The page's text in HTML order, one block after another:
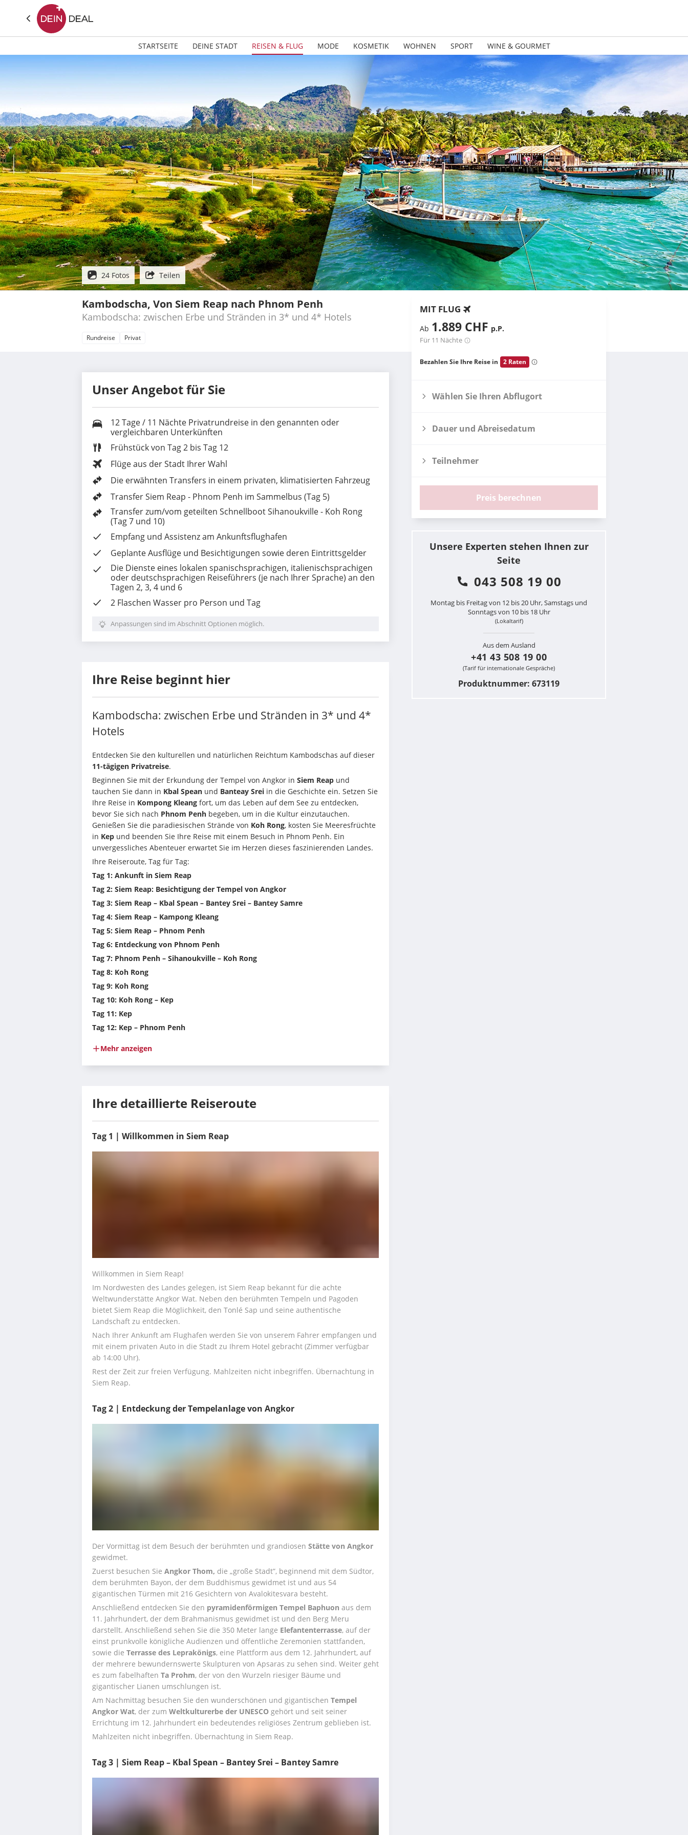
STARTSEITE DEINE STADT REISEN & FLUG MODE KOSMETIK WOHNEN SPORT WINE & GOURMET
24 Fotos Teilen
Kambodscha, Von Siem Reap nach Phnom Penh
Kambodscha: zwischen Erbe und Stränden in 3* und 4* Hotels
Rundreise Privat
MIT FLUG
Ab 1.889 CHF p.P.
Für 11 Nächte
Bezahlen Sie Ihre Reise in 2 Raten
Wählen Sie Ihren Abflugort
Dauer und Abreisedatum
Teilnehmer
Preis berechnen
Unsere Experten stehen Ihnen zur
Seite
043 508 19 00
Montag bis Freitag von 12 bis 20 Uhr, Samstags und
Sonntags von 10 bis 18 Uhr
(Lokaltarif)
Aus dem Ausland
+41 43 508 19 00
(Tarif für internationale Gespräche)
Produktnummer: 673119
Unser Angebot für Sie
12 Tage / 11 Nächte Privatrundreise in den genannten oder
vergleichbaren Unterkünften
Frühstück von Tag 2 bis Tag 12
Flüge aus der Stadt Ihrer Wahl
Die erwähnten Transfers in einem privaten, klimatisierten Fahrzeug
Transfer Siem Reap - Phnom Penh im Sammelbus (Tag 5)
Transfer zum/vom geteilten Schnellboot Sihanoukville - Koh Rong
(Tag 7 und 10)
Empfang und Assistenz am Ankunftsflughafen
Geplante Ausflüge und Besichtigungen sowie deren Eintrittsgelder
Die Dienste eines lokalen spanischsprachigen, italienischsprachigen
oder deutschsprachigen Reiseführers (je nach Ihrer Sprache) an den
Tagen 2, 3, 4 und 6
2 Flaschen Wasser pro Person und Tag
Anpassungen sind im Abschnitt Optionen möglich.
Ihre Reise beginnt hier
Kambodscha: zwischen Erbe und Stränden in 3* und 4*
Hotels
11-tägigen Privatreise.
Beginnen Sie mit der Erkundung der Tempel von Angkor in Siem Reap und
tauchen Sie dann in Kbal Spean und Banteay Srei in die Geschichte ein. Setzen Sie
Ihre Reise in Kompong Kleang fort, um das Leben auf dem See zu entdecken,
bevor Sie sich nach Phnom Penh begeben, um in die Kultur einzutauchen.
Genießen Sie die paradiesischen Strände von Koh Rong, kosten Sie Meeresfrüchte
in Kep und beenden Sie Ihre Reise mit einem Besuch in Phnom Penh. Ein
unvergessliches Abenteuer erwartet Sie im Herzen dieses faszinierenden Landes.
Ihre Reiseroute, Tag für Tag:
Tag 1: Ankunft in Siem Reap
Tag 2: Siem Reap: Besichtigung der Tempel von Angkor
Tag 3: Siem Reap – Kbal Spean – Bantey Srei – Bantey Samre
Tag 4: Siem Reap – Kampong Kleang
Tag 5: Siem Reap – Phnom Penh
Tag 6: Entdeckung von Phnom Penh
Tag 7: Phnom Penh – Sihanoukville – Koh Rong
Tag 8: Koh Rong
Tag 9: Koh Rong
Tag 10: Koh Rong – Kep
Tag 11: Kep
Tag 12: Kep – Phnom Penh
Mehr anzeigen
Ihre detaillierte Reiseroute
Tag 1 | Willkommen in Siem Reap
Willkommen in Siem Reap!
Im Nordwesten des Landes gelegen, ist Siem Reap bekannt für die achte
Weltwunderstätte Angkor Wat. Neben den berühmten Tempeln und Pagoden
bietet Siem Reap die Möglichkeit, den Tonlé Sap und seine authentische
Landschaft zu entdecken.
Nach Ihrer Ankunft am Flughafen werden Sie von unserem Fahrer empfangen und
mit einem privaten Auto in die Stadt zu Ihrem Hotel gebracht (Zimmer verfügbar
ab 14:00 Uhr).
Rest der Zeit zur freien Verfügung. Mahlzeiten nicht inbegriffen. Übernachtung in
Siem Reap.
Tag 2 | Entdeckung der Tempelanlage von Angkor
Der Vormittag ist dem Besuch der berühmten und grandiosen Stätte von Angkor
gewidmet.
Zuerst besuchen Sie Angkor Thom, die „große Stadt”, beginnend mit dem Südtor,
dem berühmten Bayon, der dem Buddhismus gewidmet ist und aus 54
gigantischen Türmen mit 216 Gesichtern von Avalokitesvara besteht.
Anschließend entdecken Sie den pyramidenförmigen Tempel Baphuon aus dem
11. Jahrhundert, der dem Brahmanismus gewidmet ist und den Berg Meru
darstellt. Anschließend sehen Sie die 350 Meter lange Elefantenterrasse, auf der
einst prunkvolle königliche Audienzen und öffentliche Zeremonien stattfanden,
sowie die Terrasse des Leprakönigs, eine Plattform aus dem 12. Jahrhundert, auf
der mehrere bewundernswerte Skulpturen von Apsaras zu sehen sind. Weiter geht
es zum fabelhaften Ta Prohm, der von den Wurzeln riesiger Bäume und
gigantischer Lianen umschlungen ist.
Am Nachmittag besuchen Sie den wunderschönen und gigantischen Tempel
Angkor Wat, der zum Weltkulturerbe der UNESCO gehört und seit seiner
Errichtung im 12. Jahrhundert ein bedeutendes religiöses Zentrum geblieben ist.
Mahlzeiten nicht inbegriffen. Übernachtung in Siem Reap.
Tag 3 | Siem Reap – Kbal Spean – Bantey Srei – Bantey Samre